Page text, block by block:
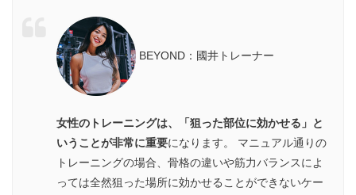
BEYOND：國井トレーナー
女性のトレーニングは、「狙った部位に効かせる」と
いうことが非常に重要になります。 マニュアル通りの
トレーニングの場合、骨格の違いや筋力バランスによ
っては全然狙った場所に効かせることができないケー